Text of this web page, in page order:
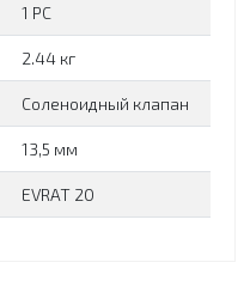
1 PC
2.44 кг
Соленоидный клапан
13,5 мм
EVRAT 20